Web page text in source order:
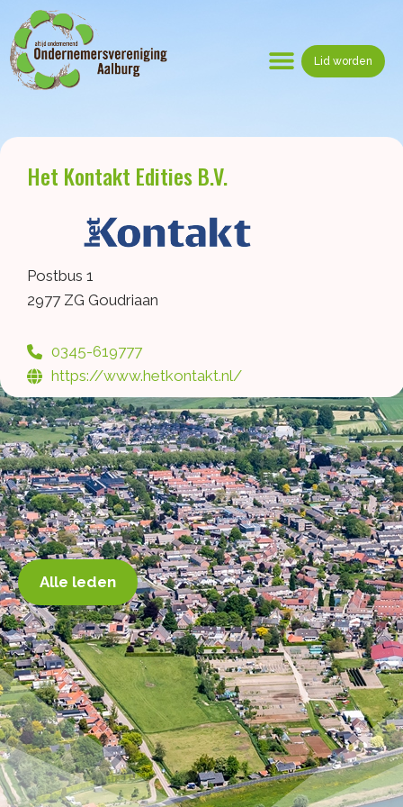
naar
de
inhoud
Lid worden
Het Kontakt Edities B.V.
Postbus 1
2977 ZG Goudriaan
0345-619777
https://www.hetkontakt.nl/
Alle leden